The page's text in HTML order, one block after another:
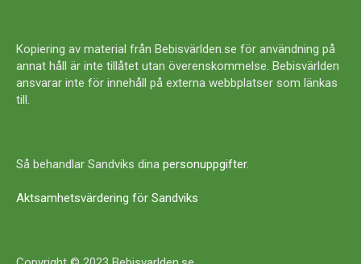
Kopiering av material från Bebisvärlden.se för användning på
annat håll är inte tillåtet utan överenskommelse. Bebisvärlden
ansvarar inte för innehåll på externa webbplatser som länkas
till.
Så behandlar Sandviks dina personuppgifter.
Aktsamhetsvärdering för Sandviks